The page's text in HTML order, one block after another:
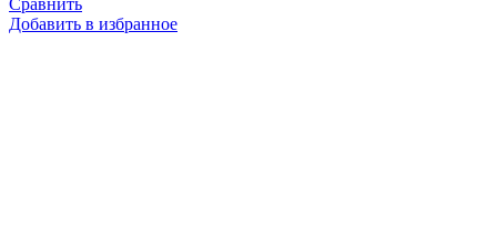
Сравнить
Добавить в избранное